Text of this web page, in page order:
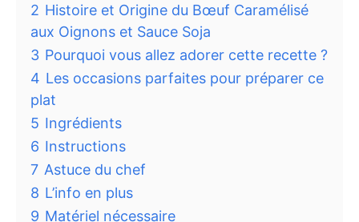
2 Histoire et Origine du Bœuf Caramélisé
aux Oignons et Sauce Soja
3 Pourquoi vous allez adorer cette recette ?
4 Les occasions parfaites pour préparer ce
plat
5 Ingrédients
6 Instructions
7 Astuce du chef
8 L’info en plus
9 Matériel nécessaire